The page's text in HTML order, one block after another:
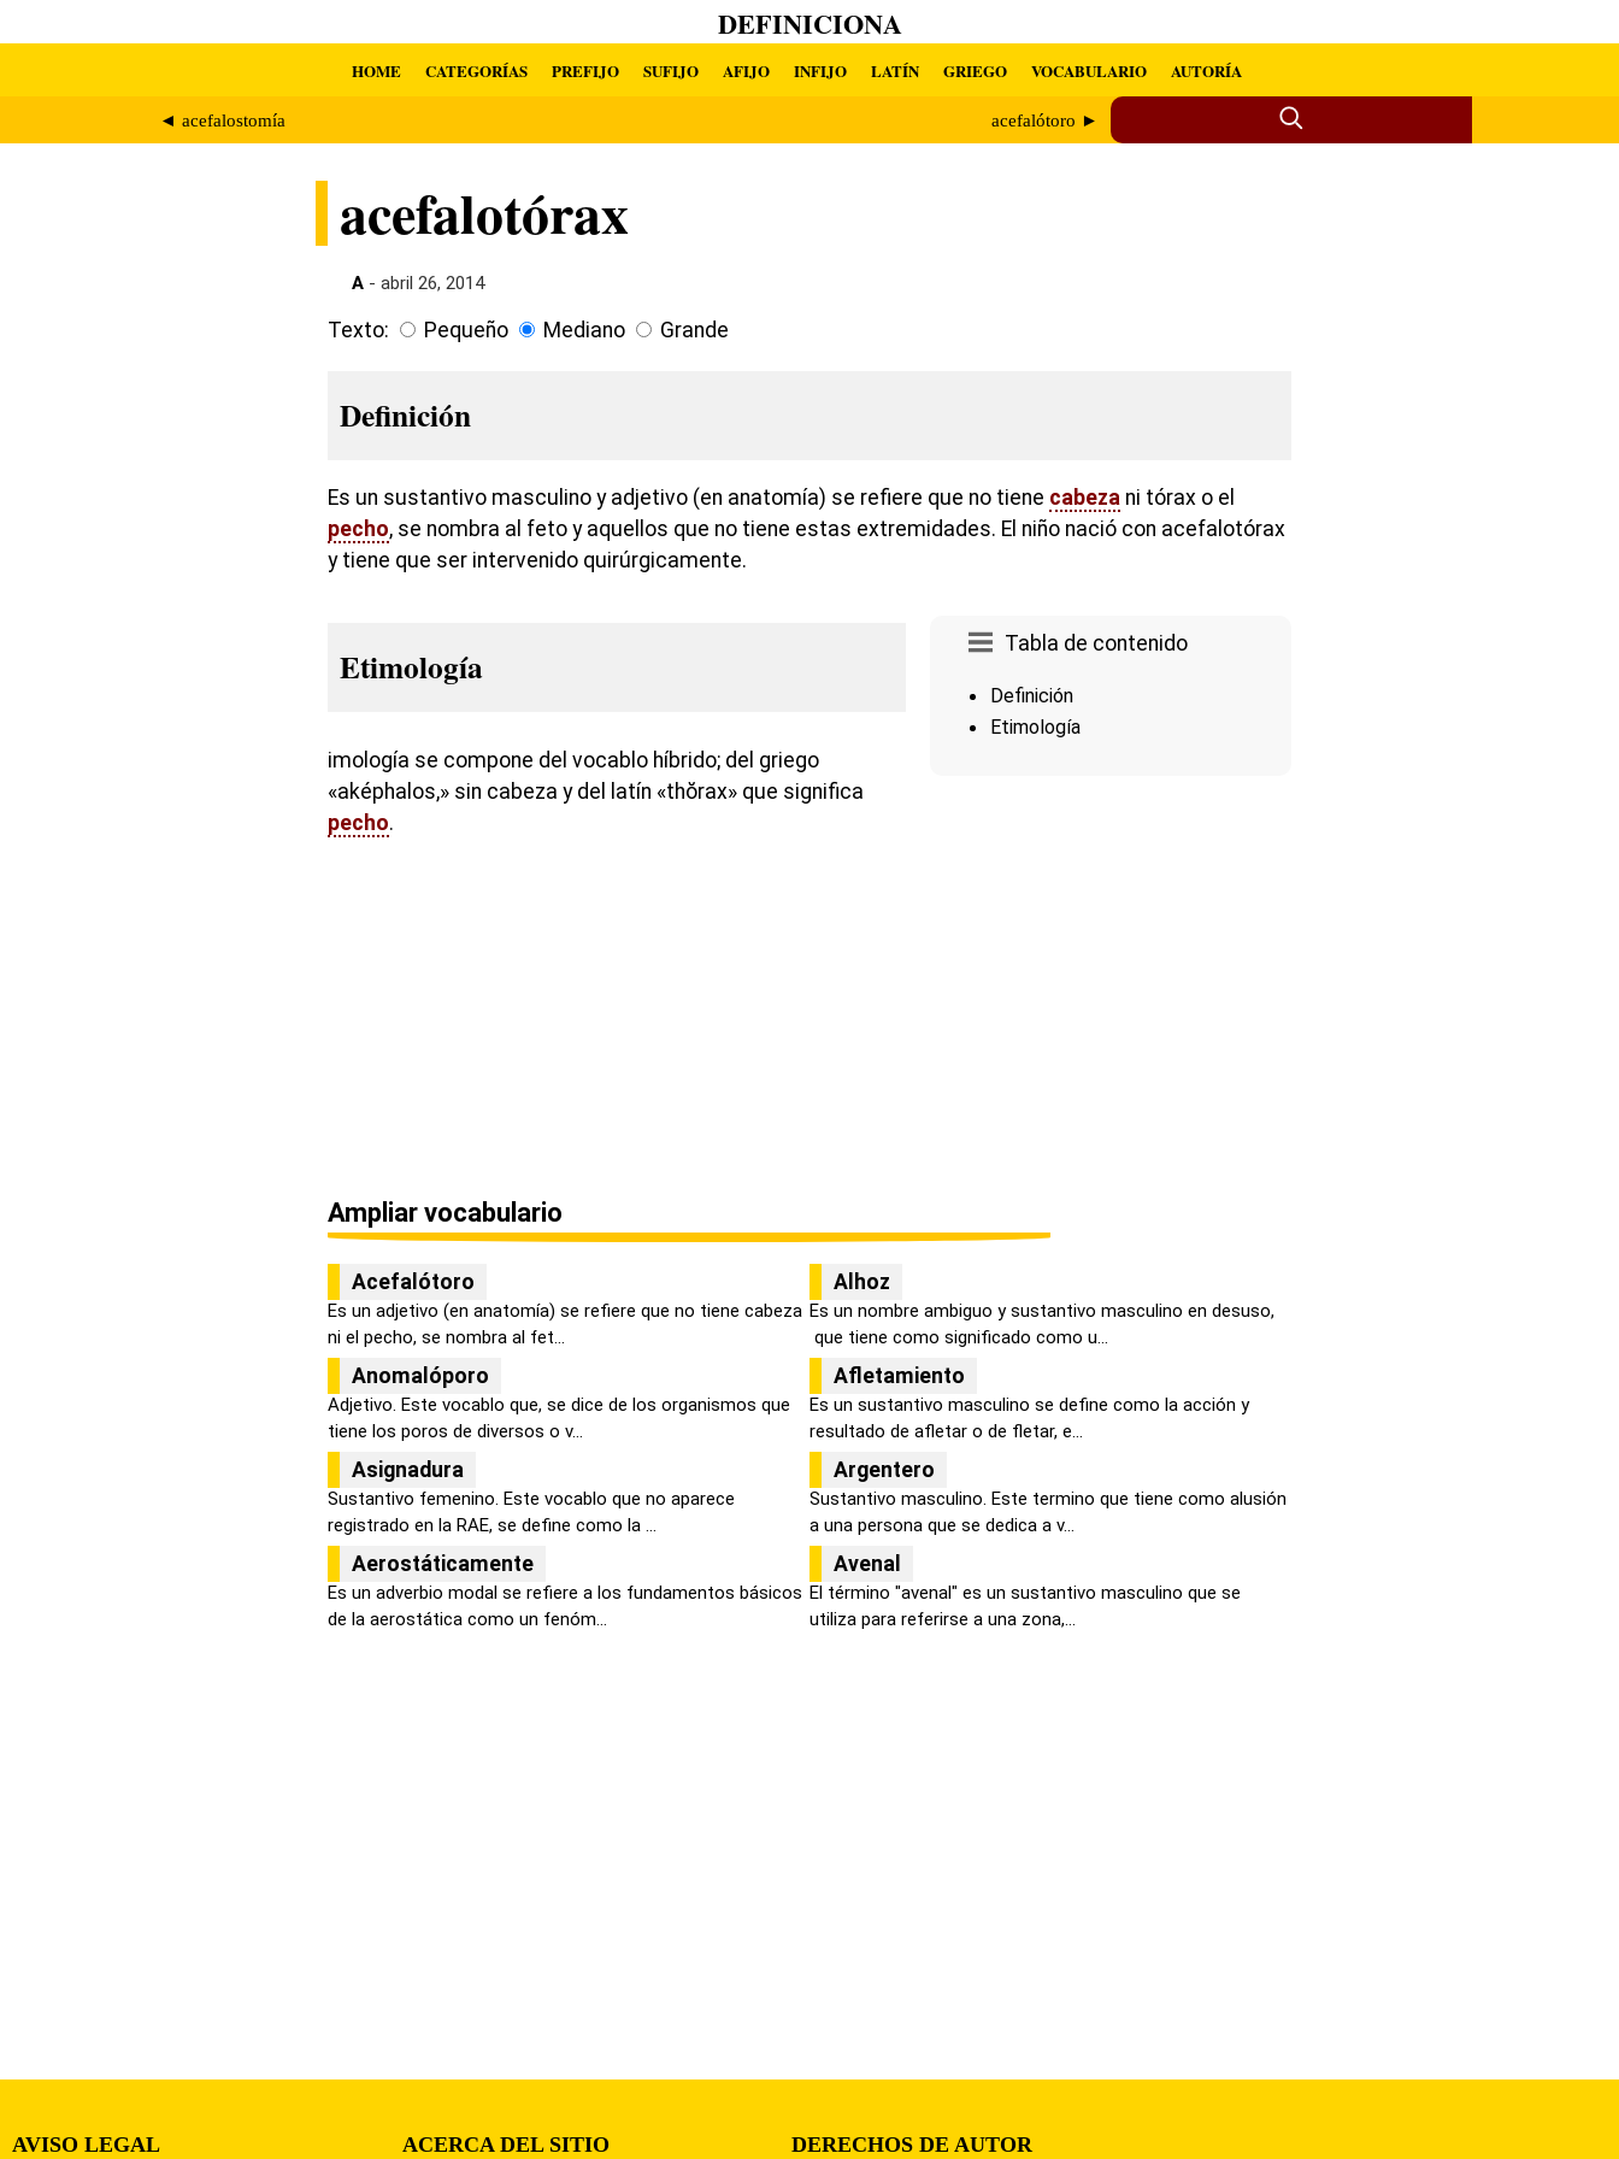
DEFINICIONA
HOME CATEGORÍAS PREFIJO SUFIJO AFIJO INFIJO LATÍN GRIEGO VOCABULARIO AUTORÍA
◄ acefalostomía acefalótoro ►
acefalotórax
A - abril 26, 2014
Texto: Pequeño Mediano Grande
Definición
Es un sustantivo masculino y adjetivo (en anatomía) se refiere que no tiene cabeza ni tórax o el
pecho, se nombra al feto y aquellos que no tiene estas extremidades. El niño nació con acefalotórax
y tiene que ser intervenido quirúrgicamente.
Tabla de contenido
Definición
Etimología
Etimología
imología se compone del vocablo híbrido; del griego
«aképhalos,» sin cabeza y del latín «thŏrax» que significa
pecho.
Ampliar vocabulario
Acefalótoro
Es un adjetivo (en anatomía) se refiere que no tiene cabeza
ni el pecho, se nombra al fet...
Alhoz
Es un nombre ambiguo y sustantivo masculino en desuso,
que tiene como significado como u...
Anomalóporo
Adjetivo. Este vocablo que, se dice de los organismos que
tiene los poros de diversos o v...
Afletamiento
Es un sustantivo masculino se define como la acción y
resultado de afletar o de fletar, e...
Asignadura
Sustantivo femenino. Este vocablo que no aparece
registrado en la RAE, se define como la ...
Argentero
Sustantivo masculino. Este termino que tiene como alusión
a una persona que se dedica a v...
Aerostáticamente
Es un adverbio modal se refiere a los fundamentos básicos
de la aerostática como un fenóm...
Avenal
El término "avenal" es un sustantivo masculino que se
utiliza para referirse a una zona,...
AVISO LEGAL ACERCA DEL SITIO DERECHOS DE AUTOR